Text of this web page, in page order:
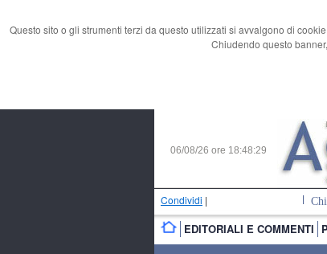
Questo sito o gli strumenti terzi da questo utilizzati si avvalgono di
Chiudendo questo
06/08/26 ore 18:48:30
Condividi |
EDITORIALI E COMMENTI